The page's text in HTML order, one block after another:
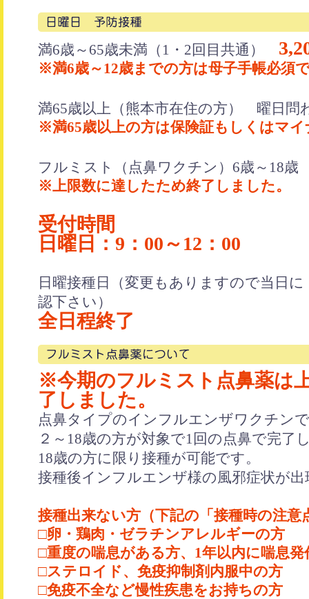
満6歳～65歳未満（1・2回目共通）
※満6歳～12歳までの方は母子手帳必須
満65歳以上（熊本市在住の方） 曜日問
※満65歳以上の方は保険証もしくはマ
フルミスト（点鼻ワクチン）6歳～18
※上限数に達したため終了しました。
受付時間
日曜日：9：00～12：00
日曜接種日（変更もありますので当日
認下さい）
全日程終了
※今期のフルミスト点鼻薬は
了しました。
点鼻タイプのインフルエンザワクチン
２～18歳の方が対象で1回の点鼻で完了
18歳の方に限り接種が可能です。
接種後インフルエンザ様の風邪症状が
接種出来ない方（下記の「接種時の注
□卵・鶏肉・ゼラチンアレルギーの方
□重度の喘息がある方、1年以内に喘息
□ステロイド、免疫抑制剤内服中の方
□免疫不全など慢性疾患をお持ちの方